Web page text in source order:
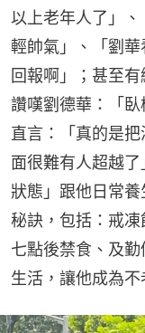
以上老年人了」
輕帥氣」、「劉
回報啊」；甚至有
讚嘆劉德華：「
直言：「真的是
面很難有人超越
狀態」跟他日常
秘訣，包括：戒
七點後禁食、及
生活，讓他成為不